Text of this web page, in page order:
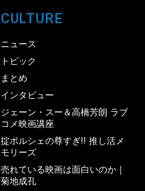
CULTURE
ニュース
トピック
まとめ
インタビュー
ジェーン・スー＆高橋芳朗 ラブ
コメ映画講座
掟ポルシェの尊すぎ!! 推し活メ
モリーズ
売れている映画は面白いのか｜
菊地成孔